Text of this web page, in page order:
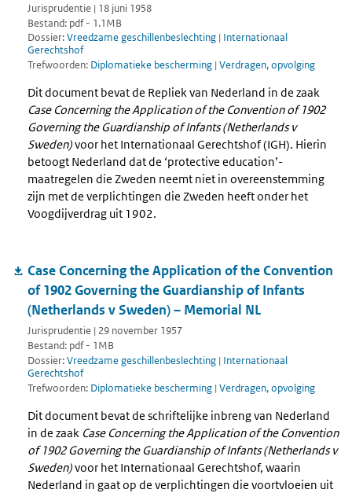
Jurisprudentie | 18 juni 1958
Bestand: pdf - 1.1MB
Dossier:Vreedzame geschillenbeslechting | Internationaal
Gerechtshof
Trefwoorden: Diplomatieke bescherming | Verdragen, opvolging
Dit document bevat de Repliek van Nederland in de zaak
Case Concerning the Application of the Convention of 1902
Governing the Guardianship of Infants (Netherlands v
Sweden)voor het Internationaal Gerechtshof (IGH). Hierin
betoogt Nederland dat de ‘protective education’-
maatregelen die Zweden neemt niet in overeenstemming
zijn met de verplichtingen die Zweden heeft onder het
Voogdijverdrag uit 1902.
Case Concerning the Application of the Convention
of 1902 Governing the Guardianship of Infants
(Netherlands v Sweden) – Memorial NL
Jurisprudentie | 29 november 1957
Bestand: pdf - 1MB
Dossier:Vreedzame geschillenbeslechting | Internationaal
Gerechtshof
Trefwoorden: Diplomatieke bescherming | Verdragen, opvolging
Dit document bevat de schriftelijke inbreng van Nederland
in de zaak Case Concerning the Application of the Convention
of 1902 Governing the Guardianship of Infants (Netherlands v
Sweden)voor het Internationaal Gerechtshof, waarin
Nederland in gaat op de verplichtingen die voortvloeien uit